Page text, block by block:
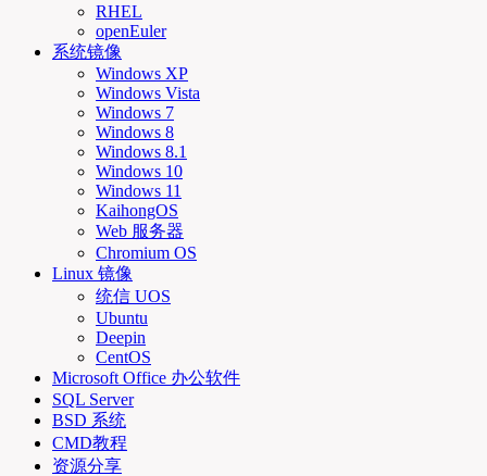
RHEL
openEuler
系统镜像
Windows XP
Windows Vista
Windows 7
Windows 8
Windows 8.1
Windows 10
Windows 11
KaihongOS
Web 服务器
Chromium OS
Linux 镜像
统信 UOS
Ubuntu
Deepin
CentOS
Microsoft Office 办公软件
SQL Server
BSD 系统
CMD教程
资源分享